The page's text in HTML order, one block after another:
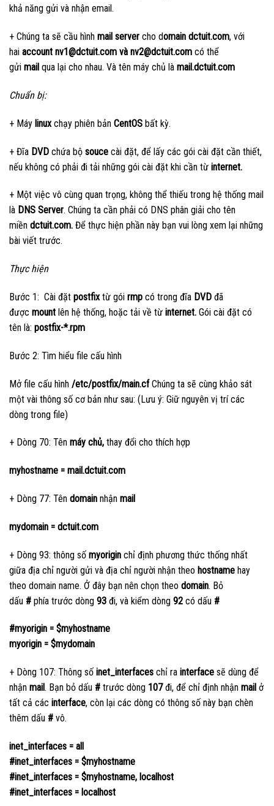
khả năng gửi và nhận email.
+ Chúng ta sẽ cầu hình mail server cho domain dctuit.com, với
hai account nv1@dctuit.com và nv2@dctuit.com có thể
gửi mail qua lại cho nhau. Và tên máy chủ là mail.dctuit.com
Chuẩn bị:
+ Máy linuxchạy phiên bản CentOS bất kỳ.
+ Đĩa DVD chứa bộ souce cài đặt, để lấy các gói cài đặt cần thiết,
nếu không có phải đi tải những gói cài đặt khi cần từ internet.
+ Một việc vô cùng quan trọng, không thể thiếu trong hệ thống mail
là DNS Server. Chúng ta cần phải có DNS phân giải cho tên
miền dctuit.com. Để thực hiện phần này bạn vui lòng xem lại những
bài viết trước.
Thực hiện
Bước 1: Cài đặt postfixtừ gói rmp có trong đĩa DVD đã
được mount lên hệ thống, hoặc tải về từ internet. Gói cài đặt có
tên là: postfix-*.rpm
Bước 2: Tìm hiểu file cấu hình
Mở file cấu hình /etc/postfix/main.cfChúng ta sẽ cùng khảo sát
một vài thông số cơ bản như sau: (Lưu ý: Giữ nguyên vị trí các
dòng trong file)
+ Dòng 70: Tên máy chủ, thay đổi cho thích hợp
myhostname = mail.dctuit.com
+ Dòng 77: Tên domain nhận mail
mydomain = dctuit.com
+ Dòng 93: thông số myorigin chỉ định phương thức thống nhất
giữa địa chỉ người gửi và địa chỉ người nhận theo hostname hay
theo domain name. Ở đây bạn nên chọn theo domain. Bỏ
dấu # phía trước dòng 93 đi, và kiểm dòng 92 có dấu #
#myorigin = $myhostname
myorigin = $mydomain
+ Dòng 107: Thông số inet_interfaces chỉ ra interface sẽ dùng để
nhận mail. Bạn bỏ dấu # trước dòng 107đi, để chỉ định nhận mail ở
tất cả các interface, còn lại các dòng có thông số này bạn chèn
thêm dấu # vô.
inet_interfaces = all
#inet_interfaces = $myhostname
#inet_interfaces = $myhostname, localhost
#inet_interfaces = localhost